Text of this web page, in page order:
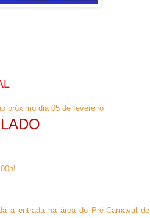
próximo dia 05 de fevereiro
a entrada na área do Pré-Carnaval de